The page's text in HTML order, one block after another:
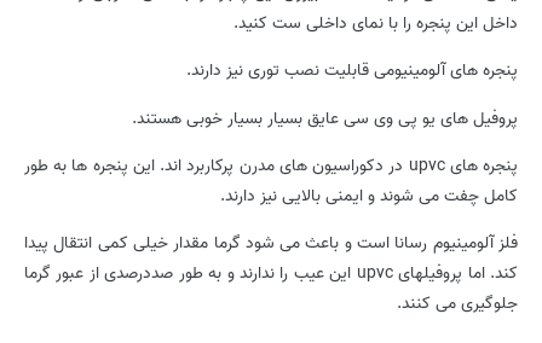
داخل این پنجره را با نمای داخلی ست کنید.
پنجره های آلومینیومی قابلیت نصب توری نیز دارند.
پروفیل های یو پی وی سی عایق بسیار بسیار خوبی هستند.
پنجره های upvc در دکوراسیون های مدرن پرکاربرد اند. این پنجره ها به طور
کامل چفت می شوند و ایمنی بالایی نیز دارند.
فلز آلومینیوم رسانا است و باعث می شود گرما مقدار خیلی کمی انتقال پیدا
کند. اما پروفیلهای upvc این عیب را ندارند و به طور صددرصدی از عبور گرما
جلوگیری می کنند.